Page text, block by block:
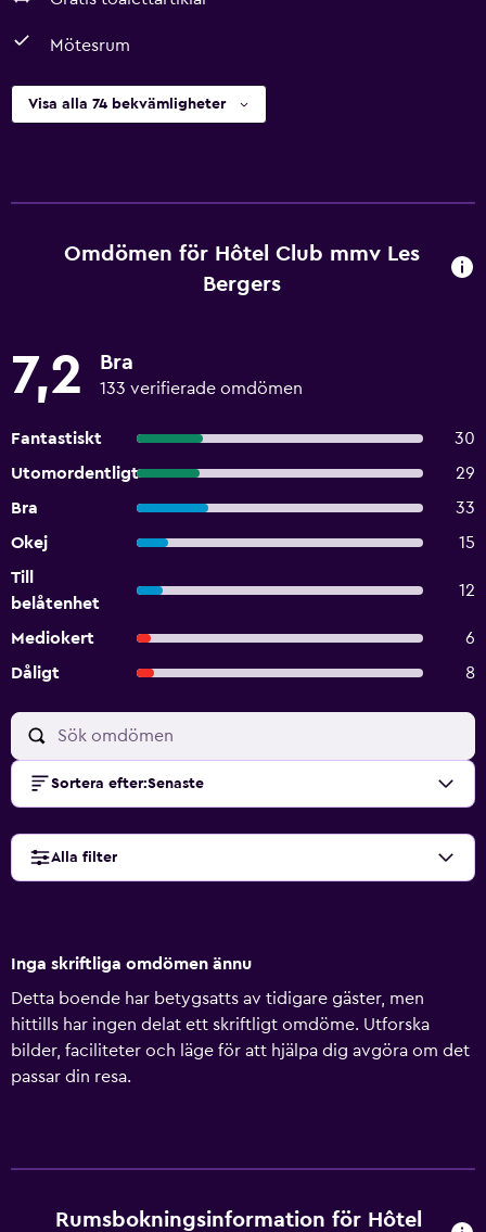
Mötesrum
Visa alla 74 bekvämligheter
Omdömen för Hôtel Club mmv Les
Bergers
7,2 Bra
133 verifierade omdömen
Fantastiskt
30
Utomordentligt
29
Bra
33
Okej
15
Till
belåtenhet
12
Mediokert
6
Dåligt
8
Sortera efter:Senaste
Alla filter
Inga skriftliga omdömen ännu
Detta boende har betygsatts av tidigare gäster, men
hittills har ingen delat ett skriftligt omdöme. Utforska
bilder, faciliteter och läge för att hjälpa dig avgöra om det
passar din resa.
Rumsbokningsinformation för Hôtel